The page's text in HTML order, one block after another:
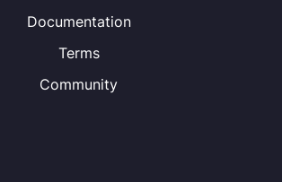
Documentation
Terms
Community